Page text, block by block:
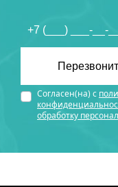
Согласен(на) с
обработку